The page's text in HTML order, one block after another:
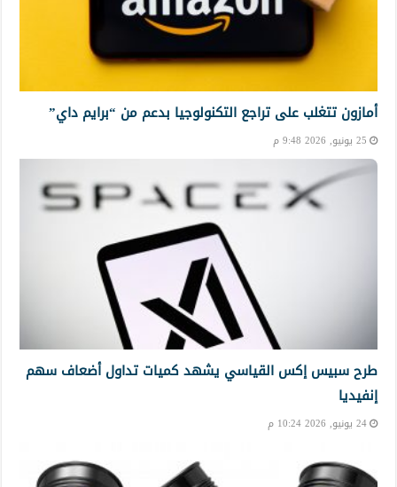
أمازون تتغلب على تراجع التكنولوجيا بدعم من “برايم داي”
25 يونيو, 2026 9:48 م
طرح سبيس إكس القياسي يشهد كميات تداول أضعاف سهم
إنفيديا
24 يونيو, 2026 10:24 م